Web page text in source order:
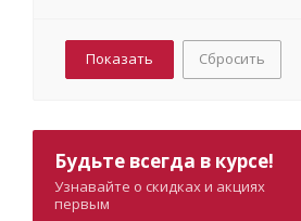
Сбросить
Будьте всегда в курсе!
Узнавайте о скидках и акциях
первым